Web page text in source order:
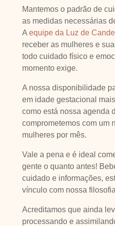
Mantemos o padrão de
as medidas necessárias
A equipe da Luz de
receber as mulheres e
todo cuidado físico e
momento exige.
A nossa disponibilidade
em idade gestacional
como está nossa agenda
comprometemos com um
mulheres por mês.
Vale a pena e é ideal
gente o quanto antes!
cuidado e informações,
vínculo com nossa
Acreditamos que ainda
processando e